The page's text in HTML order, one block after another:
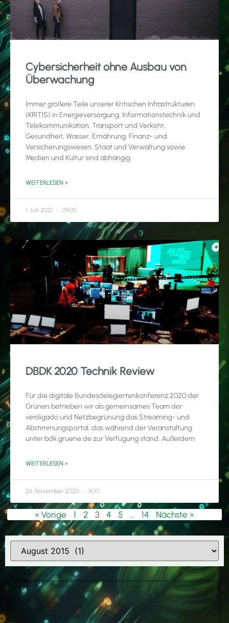
Cybersicherheit ohne Ausbau von
Überwachung
Immer größere Teile unserer Kritischen Infrastrukturen
(KRITIS) in Energieversorgung, Informationstechnik und
Telekommunikation, Transport und Verkehr,
Gesundheit, Wasser, Ernährung, Finanz- und
Versicherungswesen, Staat und Verwaltung sowie
Medien und Kultur sind abhängig
WEITERLESEN »
1. Juli 2021 09:00
DBDK 2020 Technik Review
Für die digitale Bundesdelegiertenkonferenz 2020 der
Grünen betrieben wir als gemeinsames Team der
verdigado und Netzbegrünung das Streaming- und
Abstimmungsportal, das während der Veranstaltung
unter bdk.gruene.de zur Verfügung stand. Außerdem
WEITERLESEN »
26. November 2020 16:10
« Vorige 1 2 3 4 5 14 Nächste »